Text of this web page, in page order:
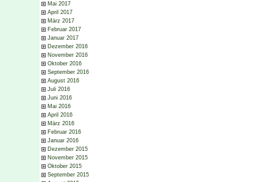
Mai 2017
April 2017
März 2017
Februar 2017
Januar 2017
Dezember 2016
November 2016
Oktober 2016
September 2016
August 2016
Juli 2016
Juni 2016
Mai 2016
April 2016
März 2016
Februar 2016
Januar 2016
Dezember 2015
November 2015
Oktober 2015
September 2015